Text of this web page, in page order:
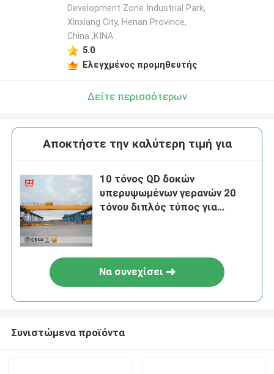
Development Zone Industrial Park,
Xinxiang City, Henan Province,
China ,ΚΙΝΑ
5.0
Ελεγχμένος προμηθευτής
Δείτε περισσότερων
Αποκτήστε την καλύτερη τιμή για
10 τόνος QD δοκών
υπερυψωμένων γερανών 20
τόνου διπλός τύπος για
Να συνεχίσει
Συνιστώμενα προϊόντα